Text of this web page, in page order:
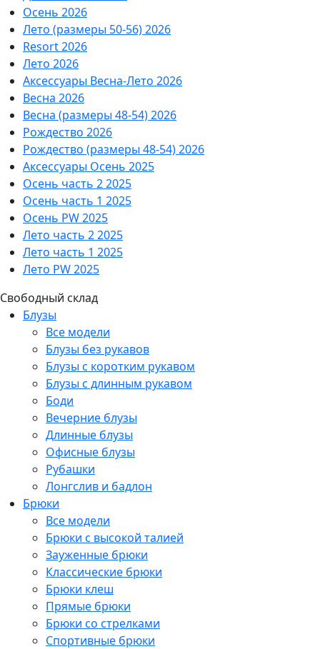
Осень 2026
Лето (размеры 50-56) 2026
Resort 2026
Лето 2026
Аксессуары Весна-Лето 2026
Весна 2026
Весна (размеры 48-54) 2026
Рождество 2026
Рождество (размеры 48-54) 2026
Аксессуары Осень 2025
Осень часть 2 2025
Осень часть 1 2025
Осень PW 2025
Лето часть 2 2025
Лето часть 1 2025
Лето PW 2025
Свободный склад
Блузы
Все модели
Блузы без рукавов
Блузы с коротким рукавом
Блузы с длинным рукавом
Боди
Вечерние блузы
Длинные блузы
Офисные блузы
Рубашки
Лонгслив и бадлон
Брюки
Все модели
Брюки с высокой талией
Зауженные брюки
Классические брюки
Брюки клеш
Прямые брюки
Брюки со стрелками
Спортивные брюки